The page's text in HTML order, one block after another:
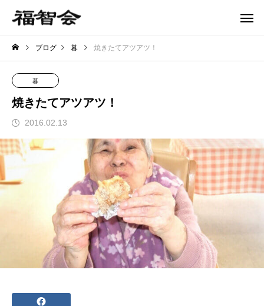
ブログ 暮 焼きたてアツアツ！
暮
焼きたてアツアツ！
2016.02.13